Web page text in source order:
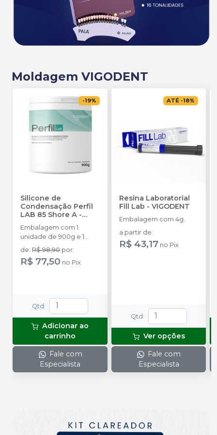
Moldagem VIGODENT
-19%
Silicone de
Condensação Perfil
LAB 85 Shore A -
VIGODENT
Embalagem com 1
unidade de 900g e 1
colher dosadora.
de:R$ 98,90 por:
R$ 77,50 no Pix
Qtd :
Adicionar ao
carrinho
Fale com
Especialista
ATÉ -18%
Resina Laboratorial
Fill Lab - VIGODENT
Embalagem com 4g.
a partir de:
R$ 43,17 no Pix
Qtd :
Ver opções
Fale com
Especialista